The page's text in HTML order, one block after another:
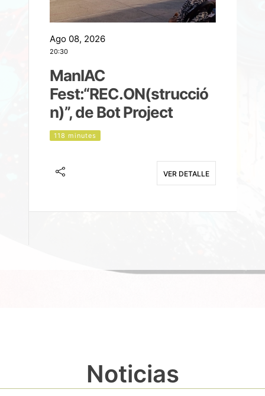
Ago 08, 2026
20:30
ManIAC
Fest:“REC.ON(strucció
n)”, de Bot Project
118 minutes
VER DETALLE
Noticias